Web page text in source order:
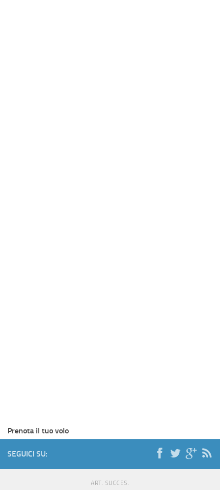
Prenota il tuo volo
SEGUICI SU:
ART. SUCCES.